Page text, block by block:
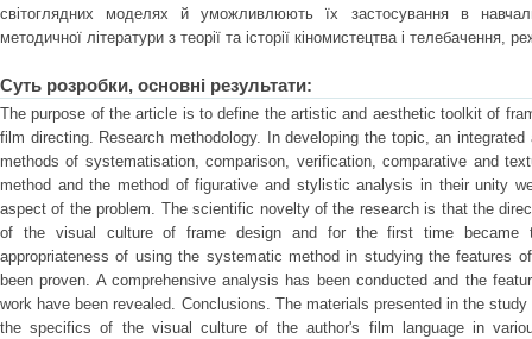
світоглядних моделях й уможливлюють їх застосування в
методичної літератури з теорії та історії кіномистецтва і телебачення,
Суть розробки, основні результати:
The purpose of the article is to define the artistic and aesthetic toolkit of
film directing. Research methodology. In developing the topic, an
methods of systematisation, comparison, verification, comparative and
method and the method of figurative and stylistic analysis in their unity
aspect of the problem. The scientific novelty of the research is that the
of the visual culture of frame design and for the first time became
appropriateness of using the systematic method in studying the features
been proven. A comprehensive analysis has been conducted and the
work have been revealed. Conclusions. The materials presented in the
the specifics of the visual culture of the author's film language in